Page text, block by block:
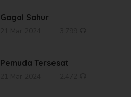
Gagal Sahur
Pemuda Tersesat